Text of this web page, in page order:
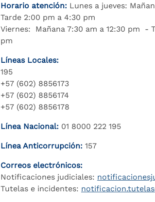
Horario atención: Lunes a jueves:
Tarde 2:00 pm a 4:30 pm
Viernes: Mañana 7:30 am a 12:30 pm -
pm
Líneas Locales:
195
+57 (602) 8856173
+57 (602) 8856174
+57 (602) 8856178
Línea Nacional: 01 8000 222 195
Línea Anticorrupción: 157
Correos electrónicos:
Notificaciones judiciales:
Tutelas e incidentes: